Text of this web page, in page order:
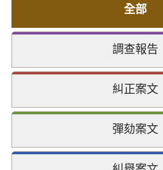
全部
調查報告
糾正案文
彈劾案文